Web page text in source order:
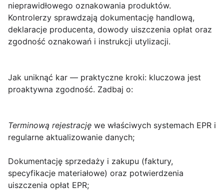
nieprawidłowego oznakowania produktów.
Kontrolerzy sprawdzają dokumentację handlową,
deklaracje producenta, dowody uiszczenia opłat oraz
zgodność oznakowań i instrukcji utylizacji.
Jak uniknąć kar — praktyczne kroki: kluczowa jest
proaktywna zgodność. Zadbaj o:
Terminową rejestrację we właściwych systemach EPR i
regularne aktualizowanie danych;
Dokumentację sprzedaży i zakupu (faktury,
specyfikacje materiałowe) oraz potwierdzenia
uiszczenia opłat EPR;